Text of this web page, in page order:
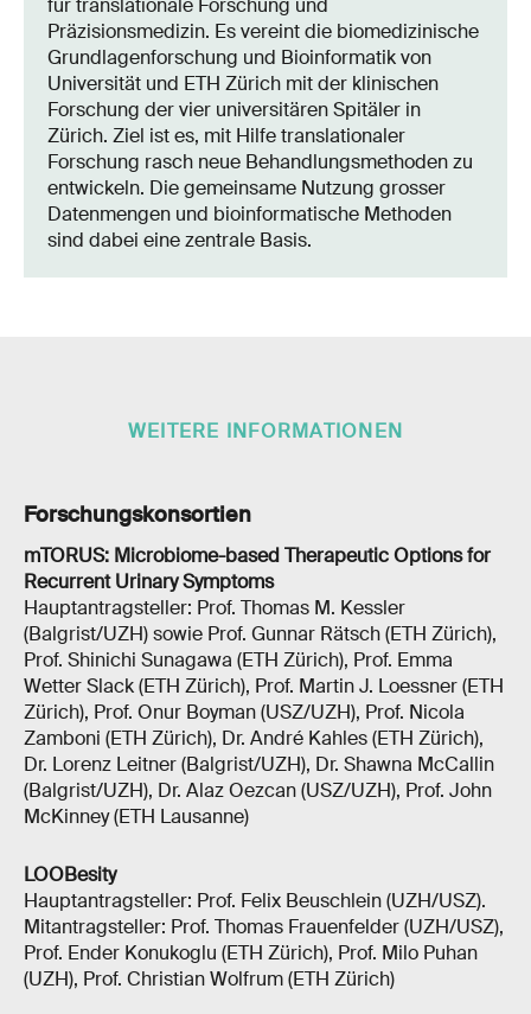
Präzisionsmedizin. Es vereint die biomedizinische
Grundlagenforschung und Bioinformatik von
Universität und ETH Zürich mit der klinischen
Forschung der vier universitären Spitäler in
Zürich. Ziel ist es, mit Hilfe translationaler
Forschung rasch neue Behandlungsmethoden zu
entwickeln. Die gemeinsame Nutzung grosser
Datenmengen und bioinformatische Methoden
sind dabei eine zentrale Basis.
WEITERE INFORMATIONEN
Forschungskonsortien
mTORUS: Microbiome-​based Therapeutic Options for
Recurrent Urinary Symptoms
Hauptantragsteller: Prof. Thomas M. Kessler
(Balgrist/UZH) sowie Prof. Gunnar Rätsch (ETH Zürich),
Prof. Shinichi Sunagawa (ETH Zürich), Prof. Emma
Wetter Slack (ETH Zürich), Prof. Martin J. Loessner (ETH
Zürich), Prof. Onur Boyman (USZ/UZH), Prof. Nicola
Zamboni (ETH Zürich), Dr. André Kahles (ETH Zürich),
Dr. Lorenz Leitner (Balgrist/UZH), Dr. Shawna McCallin
(Balgrist/UZH), Dr. Alaz Oezcan (USZ/UZH), Prof. John
McKinney (ETH Lausanne)
LOOBesity
Hauptantragsteller: Prof. Felix Beuschlein (UZH/USZ).
Mitantragsteller: Prof. Thomas Frauenfelder (UZH/USZ),
Prof. Ender Konukoglu (ETH Zürich), Prof. Milo Puhan
(UZH), Prof. Christian Wolfrum (ETH Zürich)